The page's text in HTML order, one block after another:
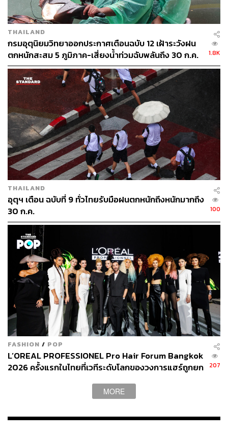
ผลลัพธ์ที่ตามมาต่อเส้นผมจึงใหญ่หลวงและเสียหายกว่าที่คิด
ทั้งการที่โครงสร้างของเส้นผมอ่อนแอ ทำให้ผมเสีย แห้ง
กรอบ เปราะบาง และแตกหักง่าย
ถึงขนาดที่มีการเปรียบเทียบให้เห็นภาพว่า แสงแดดทำให้ผม
เสียในระดับความรุนแรงที่หนักกว่า การหนีบ ไดร์ หรือดัดสูง
กว่า 4 เท่าด้วยซ้ำ!
เรื่องแดดและเส้นผมจึงไม่ใช่เรื่องเล่น ๆ ที่หลายคนอาจมอง
ข้ามหรือปล่อยปะละเลยได้อีกต่อไป หากคุณใส่ใจในรูป
ลักษณ์และอยาก Maintain เส้นผมและหนังศรีษะให้ดีอยู่เสมอ
Dove เปิดตัวผลิตภัณฑ์ใหม่สู้หน้าร้อนท้าชนพระอาทิตย์
ตอกย้ำการเป็นแบรนด์ผู้นำ Hair Care Product “ที่
เข้าใจในการดูแลเส้นผม” ผู้คนอย่างแท้จริง
เพื่อร่วมเป็นหนึ่งในโซลูชันที่ช่วยให้ผู้บริโภค คนที่ใส่ใจใน
สุขภาพเส้นผม หนังศรีษะทุกคน ได้ดูแลเส้นผมของตัวเอง
อย่างสบายใจในวาระเร่งด่วน
พร้อมเสริมสร้างบุคลิกภาพที่ดีในทุกโอกาส Dove ในฐานะ
แบรนด์ผู้นำตลาดผลิตภัณฑ์ Hair Care จึงได้เปิดตัวไลน์อัพ
สินค้าใหม่เพื่อตอบโจทย์การดูแลเส้นผม ป้องกันความเสีย
หายจากแสงแดดโดยตรงในซีรีส์ “Dove UV Ferulic”
THAILAND
กรมอุตุนิยมวิทยาออกประกาศเตือนฉบับ 12 เฝ้าระวังฝน
ตกหนักสะสม 5 ภูมิภาค-เสี่ยงน้ำท่วมฉับพลันถึง 30 ก.ค.
1.8K
THAILAND
อุตุฯ เตือน ฉบับที่ 9 ทั่วไทยรับมือฝนตกหนักถึงหนักมากถึง
30 ก.ค.
100
FASHION / POP
L’OREAL PROFESSIONEL Pro Hair Forum Bangkok
2026 ครั้งแรกในไทยที่เวทีระดับโลกของวงการแฮร์ถูกยก
207
MORE